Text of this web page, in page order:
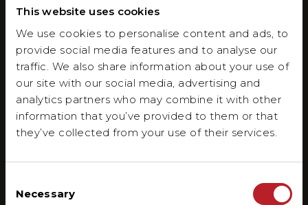
This website uses cookies
We use cookies to personalise content and ads, to
provide social media features and to analyse our
traffic. We also share information about your use of
our site with our social media, advertising and
analytics partners who may combine it with other
information that you’ve provided to them or that
they’ve collected from your use of their services.
Selection
Necessary